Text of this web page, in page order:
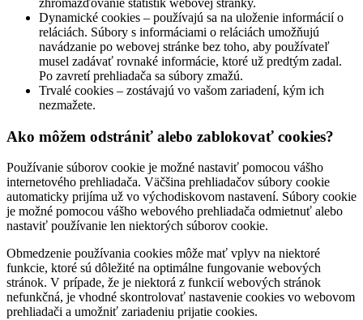
zhromažďovanie štatistík webovej stránky.
Dynamické cookies – používajú sa na uloženie informácií o
reláciách. Súbory s informáciami o reláciách umožňujú
navádzanie po webovej stránke bez toho, aby používateľ
musel zadávať rovnaké informácie, ktoré už predtým zadal.
Po zavretí prehliadača sa súbory zmažú.
Trvalé cookies – zostávajú vo vašom zariadení, kým ich
nezmažete.
Ako môžem odstrániť alebo zablokovať cookies?
Používanie súborov cookie je možné nastaviť pomocou vášho
internetového prehliadača. Väčšina prehliadačov súbory cookie
automaticky prijíma už vo východiskovom nastavení. Súbory cookie
je možné pomocou vášho webového prehliadača odmietnuť alebo
nastaviť používanie len niektorých súborov cookie.
Obmedzenie používania cookies môže mať vplyv na niektoré
funkcie, ktoré sú dôležité na optimálne fungovanie webových
stránok. V prípade, že je niektorá z funkcií webových stránok
nefunkčná, je vhodné skontrolovať nastavenie cookies vo webovom
prehliadači a umožniť zariadeniu prijatie cookies.